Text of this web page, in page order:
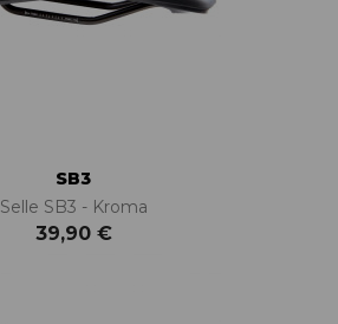
SB3
Selle SB3 - Kroma
39,90 €